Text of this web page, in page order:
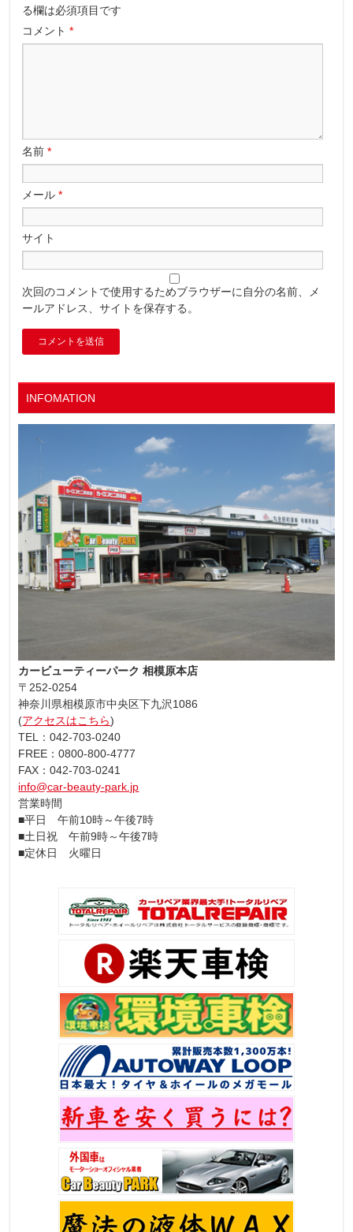
る欄は必須項目です
コメント*
名前*
メール*
サイト
次回のコメントで使用するためブラウザーに自分の名前、メ
ールアドレス、サイトを保存する。
INFOMATION
カービューティーパーク 相模原本店
〒252-0254
神奈川県相模原市中央区下九沢1086
(アクセスはこちら)
TEL：042-703-0240
FREE：0800-800-4777
FAX：042-703-0241
info@car-beauty-park.jp
営業時間
■平日 午前10時～午後7時
■土日祝 午前9時～午後7時
■定休日 火曜日